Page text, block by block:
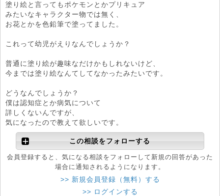
塗り絵と言ってもポケモンとかプリキュア
みたいなキャラクター物では無く、
お花とかを色鉛筆で塗ってました。
これって幼児がえりなんでしょうか？
普通に塗り絵が趣味なだけかもしれないけど、
今までは塗り絵なんてしてなかったみたいです。
どうなんでしょうか？
僕は認知症とか病気について
詳しくないんですが、
気になったので教えて欲しいです。
この相談をフォローする
会員登録すると、気になる相談をフォローして新規の回答があった
場合に通知されるようになります。
>> 新規会員登録（無料）する
>> ログインする